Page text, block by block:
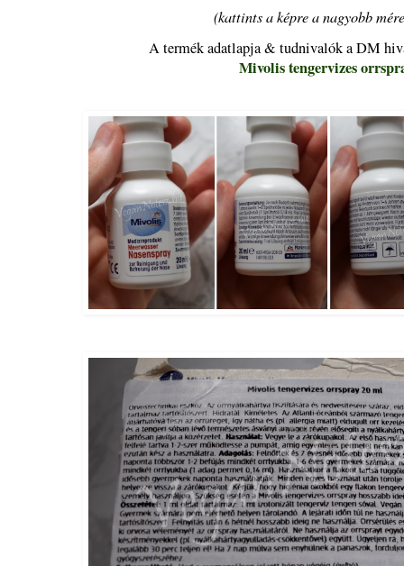
(kattints a képre a nagyobb
A termék adatlapja & tudnivalók a DM
Mivolis tengervizes